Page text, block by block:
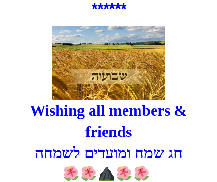
******
Wishing all members &
friends
חג שמח ומועדים לשמחה